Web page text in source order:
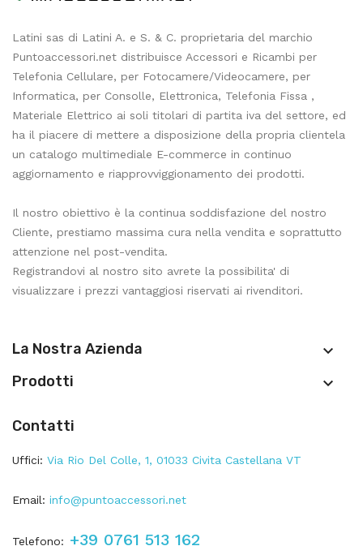
Latini sas di Latini A. e S. & C. proprietaria del marchio
Puntoaccessori.net distribuisce Accessori e Ricambi per
Telefonia Cellulare, per Fotocamere/Videocamere, per
Informatica, per Consolle, Elettronica, Telefonia Fissa ,
Materiale Elettrico ai soli titolari di partita iva del settore, ed
ha il piacere di mettere a disposizione della propria clientela
un catalogo multimediale E-commerce in continuo
aggiornamento e riapprovviggionamento dei prodotti.
Il nostro obiettivo è la continua soddisfazione del nostro
Cliente, prestiamo massima cura nella vendita e soprattutto
attenzione nel post-vendita.
Registrandovi al nostro sito avrete la possibilita' di
visualizzare i prezzi vantaggiosi riservati ai rivenditori.
La Nostra Azienda 
Prodotti 
Contatti
Uffici: Via Rio Del Colle, 1, 01033 Civita Castellana VT
Email: info@puntoaccessori.net
Telefono: +39 0761 513 162